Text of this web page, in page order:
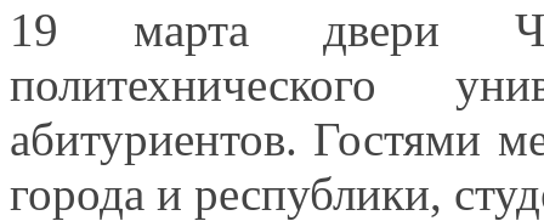
19 марта двери
политехнического
абитуриентов. Гостями
города и республики,